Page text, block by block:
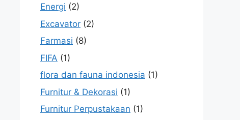
Energi (2)
Excavator (2)
Farmasi (8)
FIFA (1)
flora dan fauna indonesia (1)
Furnitur & Dekorasi (1)
Furnitur Perpustakaan (1)